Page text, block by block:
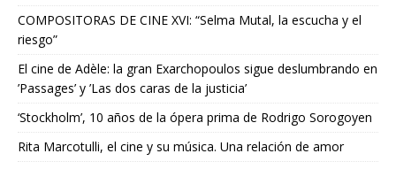
COMPOSITORAS DE CINE XVI: “Selma Mutal, la escucha y el
riesgo”
El cine de Adèle: la gran Exarchopoulos sigue deslumbrando en
’Passages’ y ’Las dos caras de la justicia’
‘Stockholm’, 10 años de la ópera prima de Rodrigo Sorogoyen
Rita Marcotulli, el cine y su música. Una relación de amor